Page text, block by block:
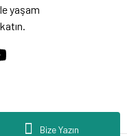
Bize Yazın
yaşam